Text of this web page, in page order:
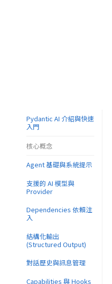
Pydantic AI 介紹與快速
入門
核心概念
Agent 基礎與系統提示
支援的 AI 模型與
Provider
Dependencies 依賴注
入
結構化輸出
(Structured Output)
對話歷史與訊息管理
Capabilities 與 Hooks